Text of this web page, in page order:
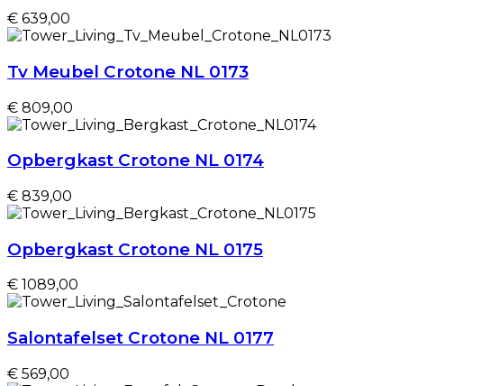
€ 639,00
Tv Meubel Crotone NL 0173
€ 809,00
Opbergkast Crotone NL 0174
€ 839,00
Opbergkast Crotone NL 0175
€ 1089,00
Salontafelset Crotone NL 0177
€ 569,00